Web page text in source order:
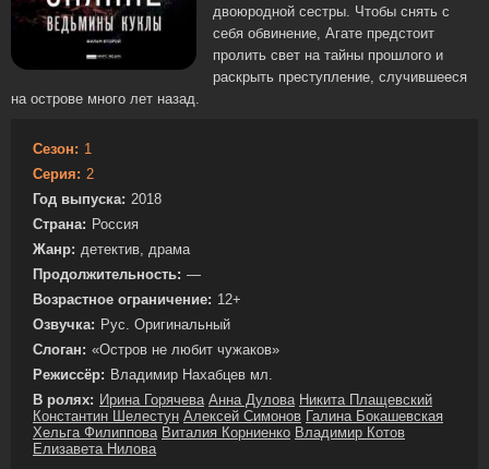
двоюродной сестры. Чтобы снять с
себя обвинение, Агате предстоит
пролить свет на тайны прошлого и
раскрыть преступление, случившееся
на острове много лет назад.
Сезон: 1
Серия: 2
Год выпуска: 2018
Страна: Россия
Жанр: детектив, драма
Продолжительность: —
Возрастное ограничение: 12+
Озвучка: Рус. Оригинальный
Слоган: «Остров не любит чужаков»
Режиссёр: Владимир Нахабцев мл.
В ролях: Ирина Горячева Анна Дулова Никита Плащевский
Константин Шелестун Алексей Симонов Галина Бокашевская
Хельга Филиппова Виталия Корниенко Владимир Котов
Елизавета Нилова